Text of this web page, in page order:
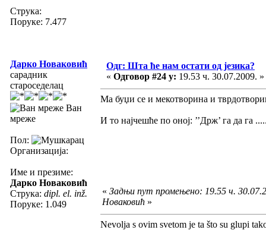
Струка:
Поруке: 7.477
Дарко Новаковић
сарадник
староседелац
Ван
мреже
Пол:
Организација:
Име и презиме:
Дарко Новаковић
Струка: dipl. el. inž.
Поруке: 1.049
Одг: Шта ће нам остати од језика?
« Одговор #24 у: 19.53 ч. 30.07.2009. »
Ма буџи се и мекотворина и
И то најчешће по оној: ’’Држ’ га да га
« Задњи пут промењено: 19.55 ч.
Новаковић »
Nevolja s ovim svetom je ta što su glupi